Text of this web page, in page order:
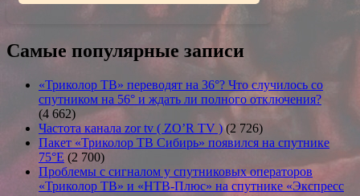
Самые популярные записи
«Триколор ТВ» переводят на 36°? Что случилось со
спутником на 56° и ждать ли полного отключения?
(4 662)
Частота канала zor tv ( ZO’R TV ) (2 726)
Пакет «Триколор ТВ Сибирь» появился на спутнике
75°E (2 700)
Проблемы с сигналом у спутниковых операторов
«Триколор ТВ» и «НТВ-Плюс» на спутнике «Экспресс